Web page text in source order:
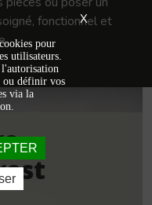
fonctionnel et
X
pour
utilisateurs.
ou définir vos
via la